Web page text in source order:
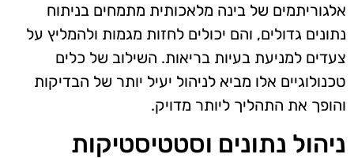
אלגוריתמים של בינה מלאכותית מתמחים בניתוח
נתונים גדולים, והם יכולים לחזות מגמות ולהמליץ על
צעדים למניעת בעיות בריאות. השילוב של כלים
טכנולוגיים אלו מביא לניהול יעיל יותר של הבדיקות
והופך את התהליך ליותר מדויק.
ניהול נתונים וסטטיסטיקות